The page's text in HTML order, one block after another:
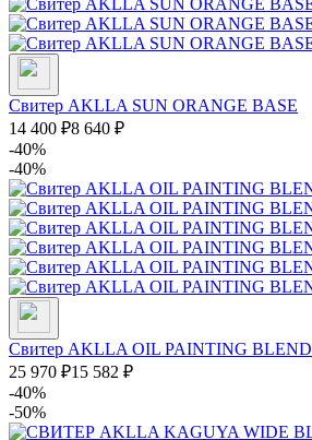
Свитер AKLLA SUN ORANGE BASE
14 400 ₽8 640 ₽
-40%
-40%
Свитер AKLLA OIL PAINTING BLEND
25 970 ₽15 582 ₽
-40%
-50%